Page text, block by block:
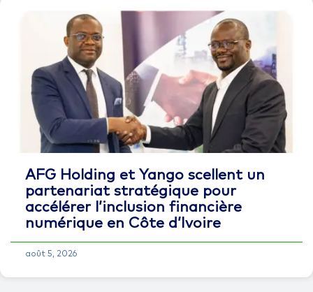
AFG Holding et Yango scellent un
partenariat stratégique pour
accélérer l’inclusion financière
numérique en Côte d’Ivoire
août 5, 2026